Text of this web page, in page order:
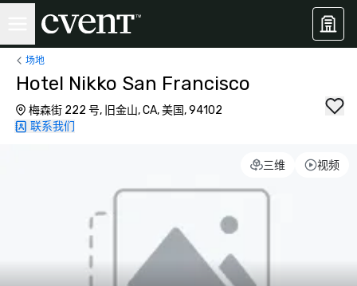
场地
Hotel Nikko San Francisco
梅森街 222 号, 旧金山, CA, 美国, 94102
联系我们
三维 视频